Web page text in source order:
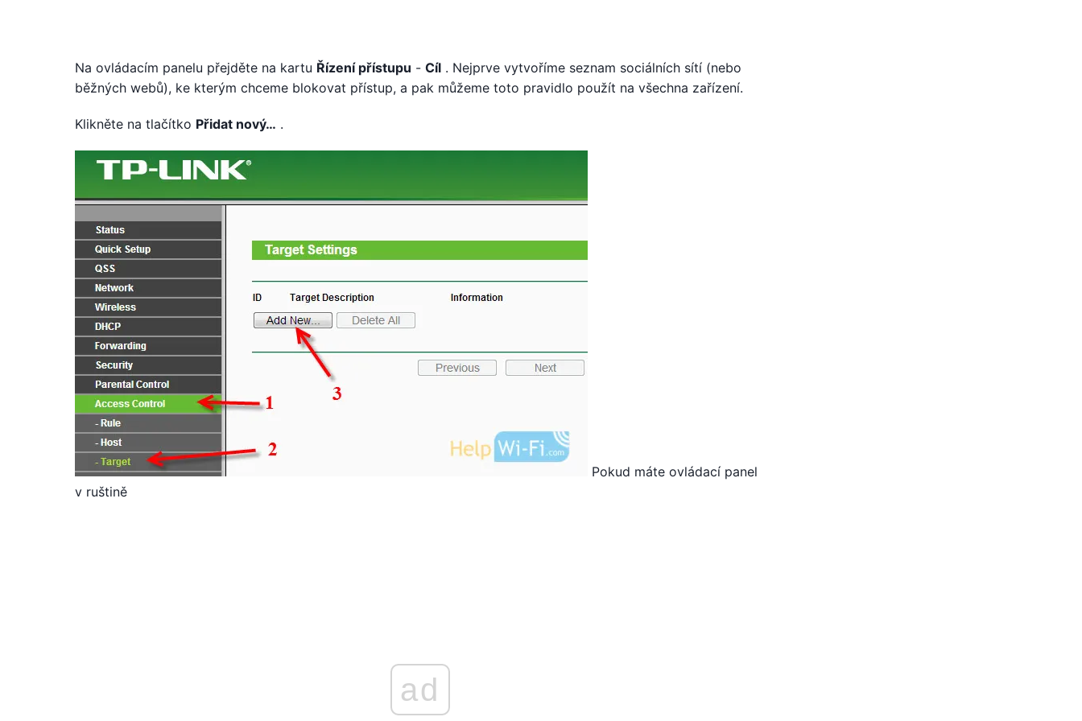
Na ovládacím panelu přejděte na kartu Řízení přístupu - Cíl . Nejprve vytvoříme seznam sociálních sítí (nebo
běžných webů), ke kterým chceme blokovat přístup, a pak můžeme toto pravidlo použít na všechna zařízení.
Klikněte na tlačítko Přidat nový… .
Pokud máte ovládací panel
v ruštině
ad